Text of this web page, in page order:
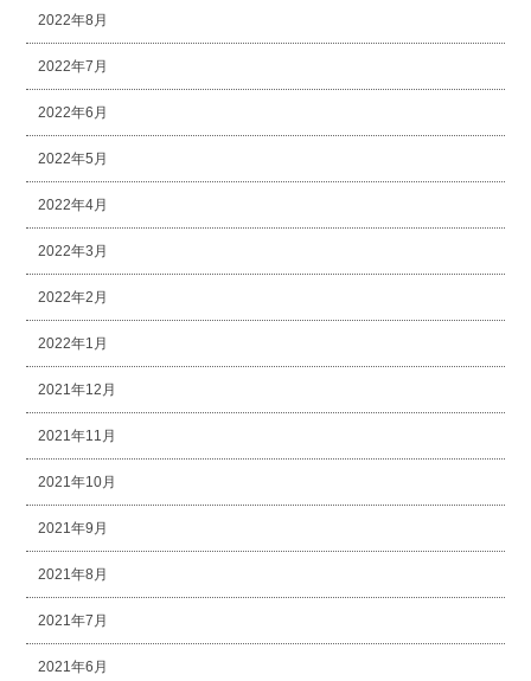
2022年8月
2022年7月
2022年6月
2022年5月
2022年4月
2022年3月
2022年2月
2022年1月
2021年12月
2021年11月
2021年10月
2021年9月
2021年8月
2021年7月
2021年6月